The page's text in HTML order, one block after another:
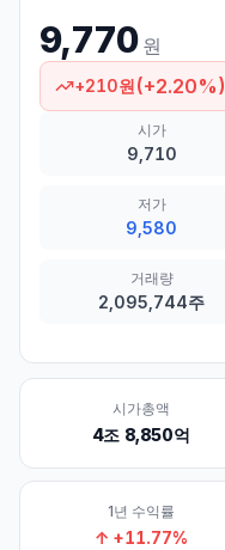
9,770 원
+210원(+2.20%)
시가
9,710
저가
9,580
거래량
2,095,744주
시가총액
4조 8,850억
1년 수익률
↑ +11.77%